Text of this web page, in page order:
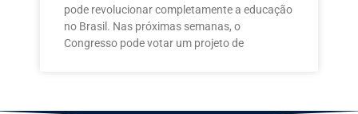
pode revolucionar completamente a educação
no Brasil. Nas próximas semanas, o
Congresso pode votar um projeto de